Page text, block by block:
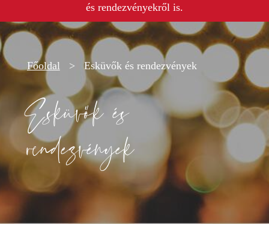
és rendezvényekről is.
Főoldal > Esküvők és rendezvények
Esküvők és
rendezvények